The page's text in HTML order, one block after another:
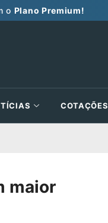
o Plano Premium!
COTAÇÕES
maior